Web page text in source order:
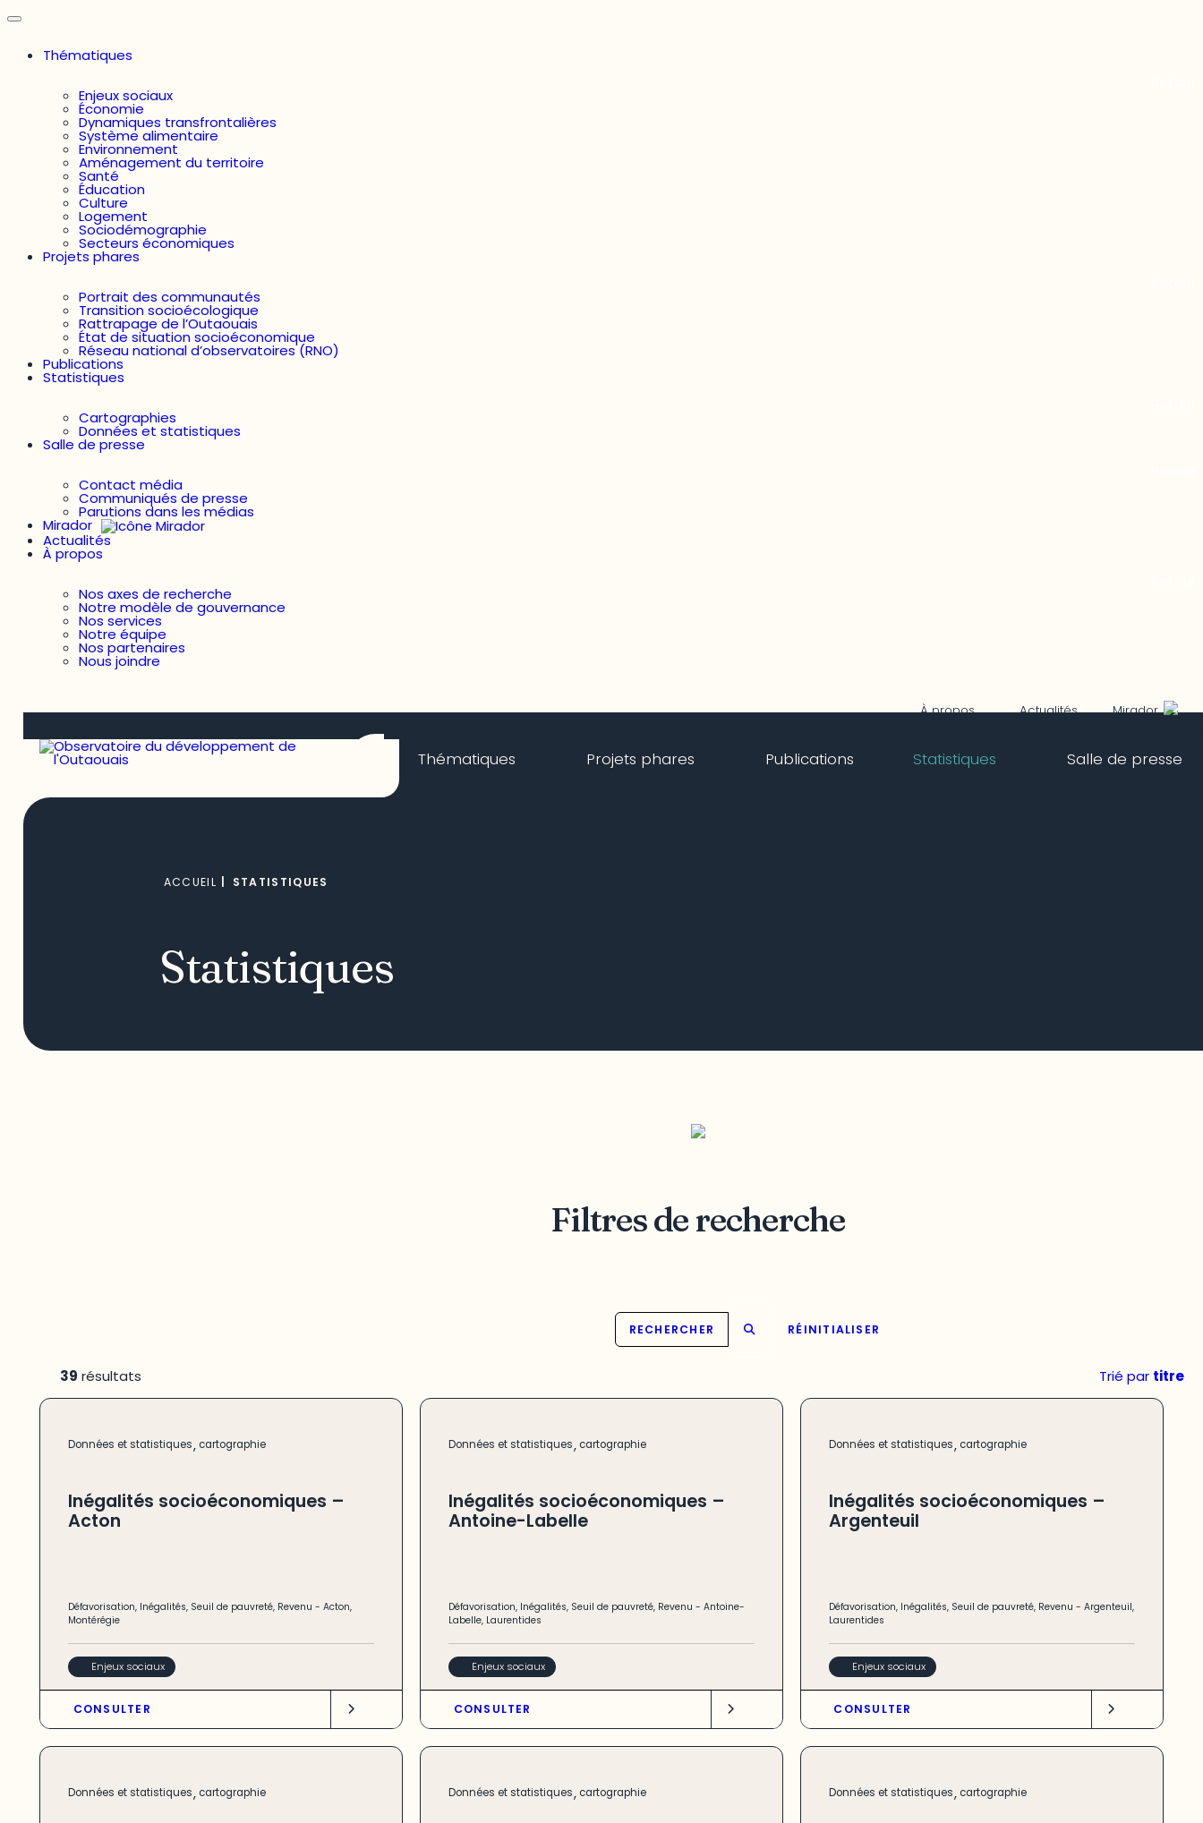
Thématiques
Enjeux sociaux
Économie
Dynamiques transfrontalières
Système alimentaire
Environnement
Aménagement du territoire
Santé
Éducation
Culture
Logement
Sociodémographie
Secteurs économiques
Projets phares
Portrait des communautés
Transition socioécologique
Rattrapage de l’Outaouais
État de situation socioéconomique
Réseau national d’observatoires (RNO)
Publications
Statistiques
Cartographies
Données et statistiques
Salle de presse
Contact média
Communiqués de presse
Parutions dans les médias
Mirador
Actualités
À propos
Nos axes de recherche
Notre modèle de gouvernance
Nos services
Notre équipe
Nos partenaires
Nous joindre
À propos Actualités Mirador
Thématiques Projets phares Publications Statistiques Salle de presse
ACCUEIL STATISTIQUES
Statistiques
Filtres de recherche
RECHERCHER RÉINITIALISER
39 résultats Trié par titre
Données et statistiques, cartographie
Inégalités socioéconomiques –
Acton
Défavorisation, Inégalités, Seuil de pauvreté, Revenu - Acton,
Montérégie
Enjeux sociaux
CONSULTER
Données et statistiques, cartographie
Inégalités socioéconomiques –
Antoine-Labelle
Défavorisation, Inégalités, Seuil de pauvreté, Revenu - Antoine-
Labelle, Laurentides
Enjeux sociaux
CONSULTER
Données et statistiques, cartographie
Inégalités socioéconomiques –
Argenteuil
Défavorisation, Inégalités, Seuil de pauvreté, Revenu - Argenteuil,
Laurentides
Enjeux sociaux
CONSULTER
Données et statistiques, cartographie Données et statistiques, cartographie Données et statistiques, cartographie